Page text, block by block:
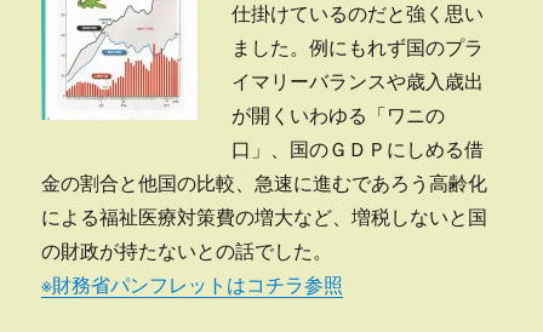
仕掛けているのだと強く思い
ました。例にもれず国のプラ
イマリーバランスや歳入歳出
が開くいわゆる「ワニの
口」、国のＧＤＰにしめる借
金の割合と他国の比較、急速に進むであろう高齢化
による福祉医療対策費の増大など、増税しないと国
の財政が持たないとの話でした。
※財務省パンフレットはコチラ参照